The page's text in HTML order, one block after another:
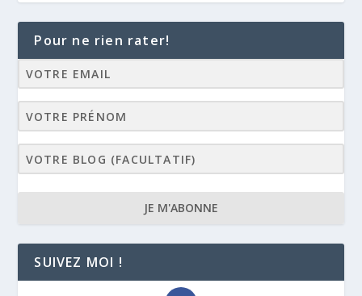
Pour ne rien rater!
JE M'ABONNE
SUIVEZ MOI !